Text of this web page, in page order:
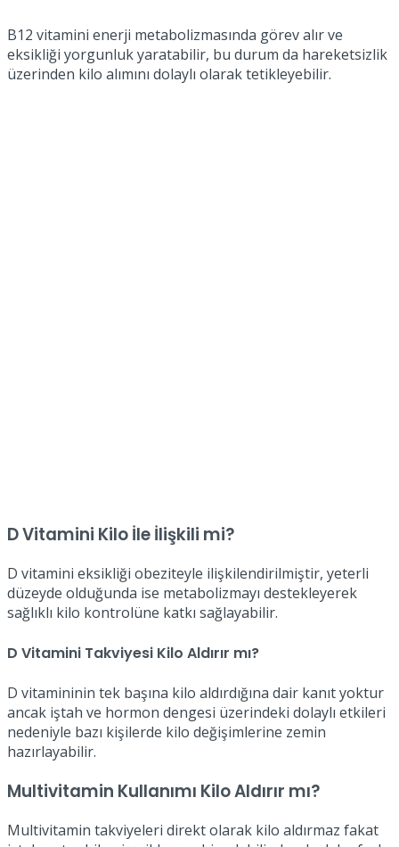
B12 vitamini enerji metabolizmasında görev alır ve
eksikliği yorgunluk yaratabilir, bu durum da hareketsizlik
üzerinden kilo alımını dolaylı olarak tetikleyebilir.
D Vitamini Kilo İle İlişkili mi?
D vitamini eksikliği obeziteyle ilişkilendirilmiştir, yeterli
düzeyde olduğunda ise metabolizmayı destekleyerek
sağlıklı kilo kontrolüne katkı sağlayabilir.
D Vitamini Takviyesi Kilo Aldırır mı?
D vitamininin tek başına kilo aldırdığına dair kanıt yoktur
ancak iştah ve hormon dengesi üzerindeki dolaylı etkileri
nedeniyle bazı kişilerde kilo değişimlerine zemin
hazırlayabilir.
Multivitamin Kullanımı Kilo Aldırır mı?
Multivitamin takviyeleri direkt olarak kilo aldırmaz fakat